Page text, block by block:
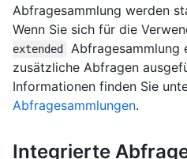
Abfragesammlung werden
Wenn Sie sich für die
extended
Abfragesammlung
zusätzliche Abfragen
Informationen finden Sie
Abfragesammlungen.
Integrierte